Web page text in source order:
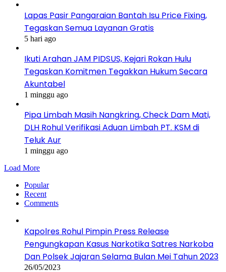
Lapas Pasir Pangaraian Bantah Isu Price Fixing,
Tegaskan Semua Layanan Gratis
5 hari ago
Ikuti Arahan JAM PIDSUS, Kejari Rokan Hulu
Tegaskan Komitmen Tegakkan Hukum Secara
Akuntabel
1 minggu ago
Pipa Limbah Masih Nangkring, Check Dam Mati,
DLH Rohul Verifikasi Aduan Limbah PT. KSM di
Teluk Aur
1 minggu ago
Load More
Popular
Recent
Comments
Kapolres Rohul Pimpin Press Release
Pengungkapan Kasus Narkotika Satres Narkoba
Dan Polsek Jajaran Selama Bulan Mei Tahun 2023
26/05/2023